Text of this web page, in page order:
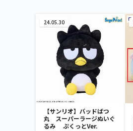
24.05.30
【サンリオ】バッドばつ
丸 スーパーラージぬいぐ
るみ ぷくっとVer.